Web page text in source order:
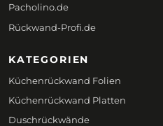
Pacholino.de
Rückwand-Profi.de
KATEGORIEN
Küchenrückwand Folien
Küchenrückwand Platten
Duschrückwände